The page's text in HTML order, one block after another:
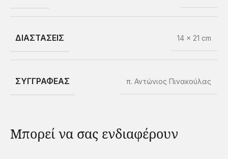
ΔΙΑΣΤΑΣΕΙΣ 14 × 21 cm
ΣΥΓΓΡΑΦΕΑΣ π. Αντώνιος Πινακούλας
Μπορεί να σας ενδιαφέρουν